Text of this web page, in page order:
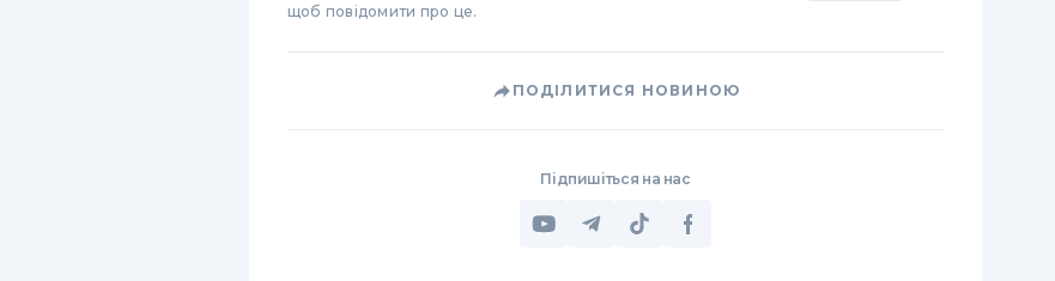
щоб повідомити про це.
ПОДІЛИТИСЯ НОВИНОЮ
Підпишіться на нас